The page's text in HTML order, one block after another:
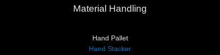
Material Handling
Hand Pallet
Hand Stacker